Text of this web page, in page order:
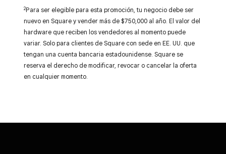
2Para ser elegible para esta promoción, tu negocio debe ser
nuevo en Square y vender más de $750,000 al año. El valor del
hardware que reciben los vendedores al momento puede
variar. Solo para clientes de Square con sede en EE. UU. que
tengan una cuenta bancaria estadounidense. Square se
reserva el derecho de modificar, revocar o cancelar la oferta
en cualquier momento.